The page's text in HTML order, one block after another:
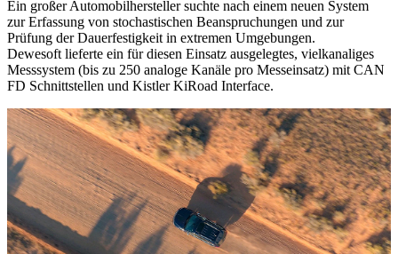
Ein großer Automobilhersteller suchte nach einem neuen System
zur Erfassung von stochastischen Beanspruchungen und zur
Prüfung der Dauerfestigkeit in extremen Umgebungen.
Dewesoft lieferte ein für diesen Einsatz ausgelegtes, vielkanaliges
Messsystem (bis zu 250 analoge Kanäle pro Messeinsatz) mit CAN
FD Schnittstellen und Kistler KiRoad Interface.